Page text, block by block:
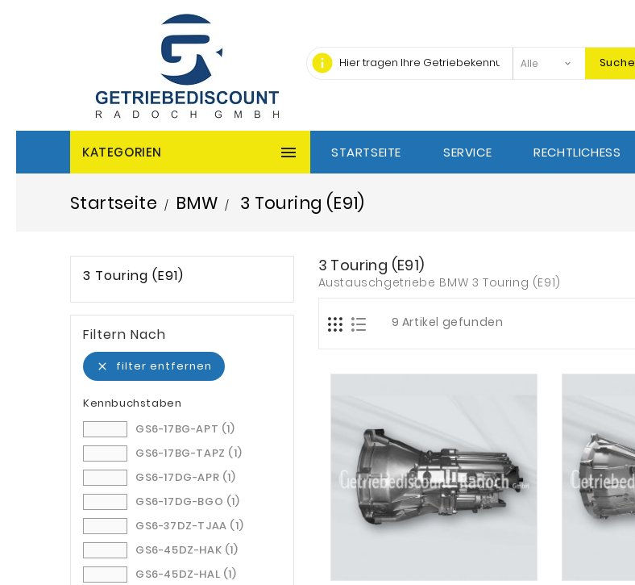
info Suche
KATEGORIEN  STARTSEITE SERVICE RECHTLICHESS
Startseite BMW 3 Touring (E91)
3 Touring (E91)
Filtern Nach
 filter entfernen
Kennbuchstaben
GS6-17BG-APT (1)
GS6-17BG-TAPZ (1)
GS6-17DG-APR (1)
GS6-17DG-BGO (1)
GS6-37DZ-TJAA (1)
GS6-45DZ-HAK (1)
GS6-45DZ-HAL (1)
3 Touring (E91)
Austauschgetriebe BMW 3 Touring (E91)
9 Artikel gefunden